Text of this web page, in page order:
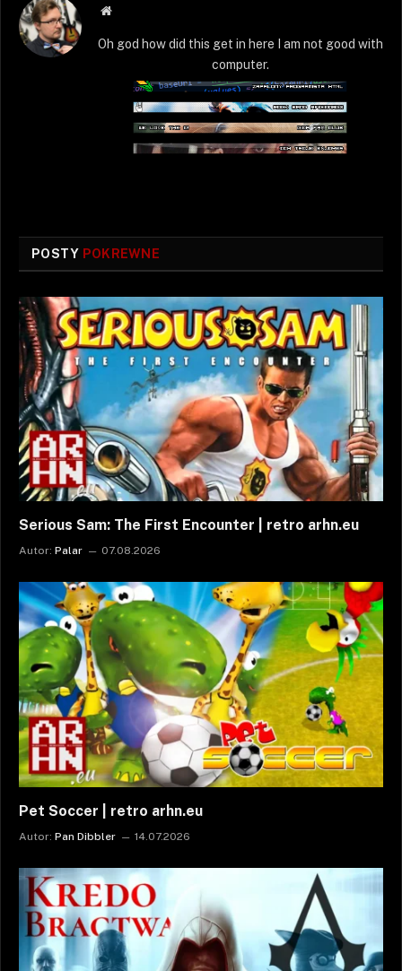
Strona
Oh god how did this get in here I am not good with
computer.
POSTY POKREWNE
Serious Sam: The First Encounter | retro arhn.eu
Autor: Palar 07.08.2026
Pet Soccer | retro arhn.eu
Autor: Pan Dibbler 14.07.2026